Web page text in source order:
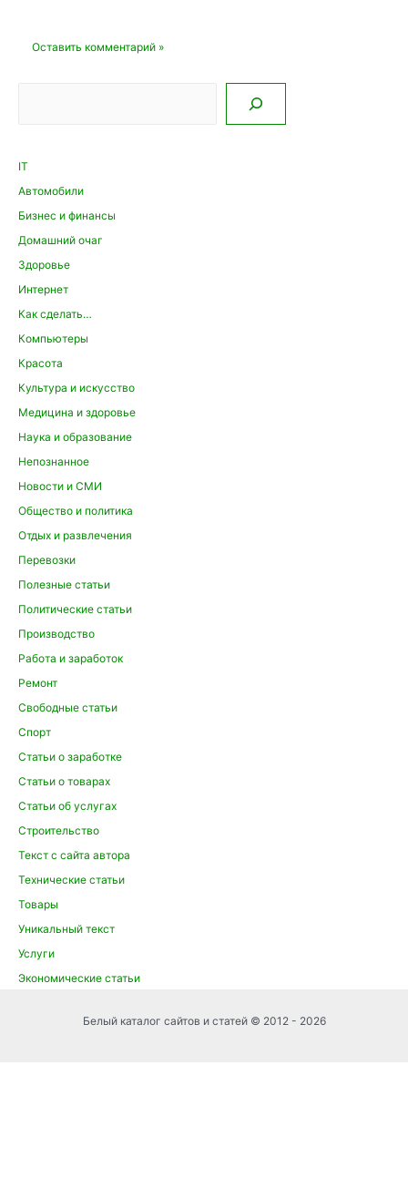
IT
Автомобили
Бизнес и финансы
Домашний очаг
Здоровье
Интернет
Как сделать…
Компьютеры
Красота
Культура и искусство
Медицина и здоровье
Наука и образование
Непознанное
Новости и СМИ
Общество и политика
Отдых и развлечения
Перевозки
Полезные статьи
Политические статьи
Производство
Работа и заработок
Ремонт
Свободные статьи
Спорт
Статьи о заработке
Статьи о товарах
Статьи об услугах
Строительство
Текст с сайта автора
Технические статьи
Товары
Уникальный текст
Услуги
Экономические статьи
Белый каталог сайтов и статей © 2012 - 2026